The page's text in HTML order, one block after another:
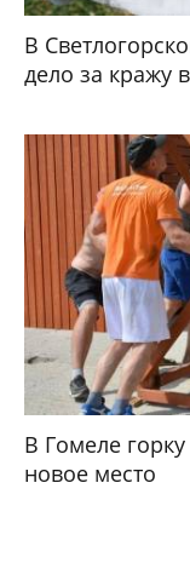
В
дело за кражу
В Гомеле
новое место